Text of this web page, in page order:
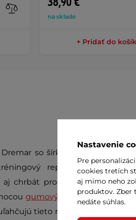
na sklade
+ Pridať do
so šírkou 80 cm,
repertoár! Vďaka
chrbát prostredníctvom
gumových pásov, ktoré
tieto náročné cviky aj pre
Nastavenie
Pre
cookies tretích
aj mimo neho
produktov. Zber
nedáte súhlas.